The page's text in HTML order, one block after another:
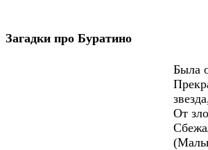
Загадки про Буратино
Была
звезда,
От